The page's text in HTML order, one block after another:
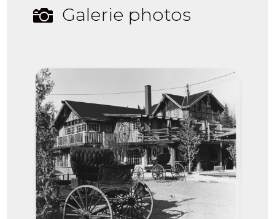
 Galerie photos